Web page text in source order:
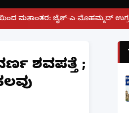
ಉಗ್ರ ಸಂಘಟನೆ ಜೊತೆ ಲಿಂಕ್
ಶವಪತ್ತೆ ;